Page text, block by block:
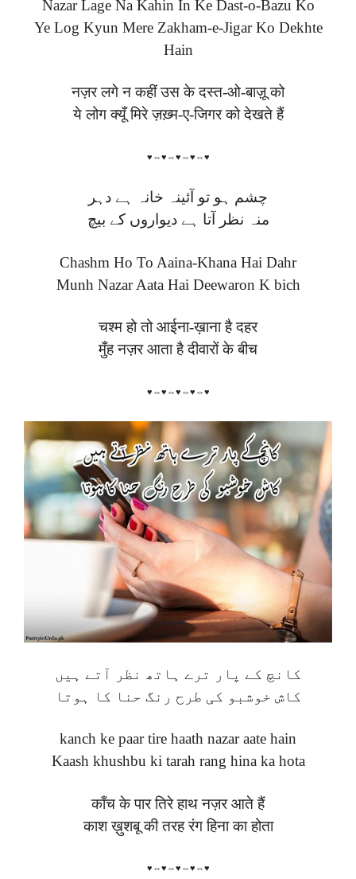
Nazar Lage Na Kahin In Ke Dast-o-Bazu Ko
Ye Log Kyun Mere Zakham-e-Jigar Ko Dekhte
Hain
नज़र लगे न कहीं उस के दस्त-ओ-बाज़ू को
ये लोग क्यूँ मिरे ज़ख़्म-ए-जिगर को देखते हैं
♥⇔♥⇔♥⇔♥⇔♥
چشم ہو تو آئینہ خانہ ہے دہر
منہ نظر آتا ہے دیواروں کے بیچ
Chashm Ho To Aaina-Khana Hai Dahr
Munh Nazar Aata Hai Deewaron K bich
चश्म हो तो आईना-ख़ाना है दहर
मुँह नज़र आता है दीवारों के बीच
♥⇔♥⇔♥⇔♥⇔♥
کانچ کے پار ترے ہاتھ نظر آتے ہیں
کاش خوشبو کی طرح رنگ حنا کا ہوتا
kanch ke paar tire haath nazar aate hain
Kaash khushbu ki tarah rang hina ka hota
काँच के पार तिरे हाथ नज़र आते हैं
काश ख़ुशबू की तरह रंग हिना का होता
♥⇔♥⇔♥⇔♥⇔♥